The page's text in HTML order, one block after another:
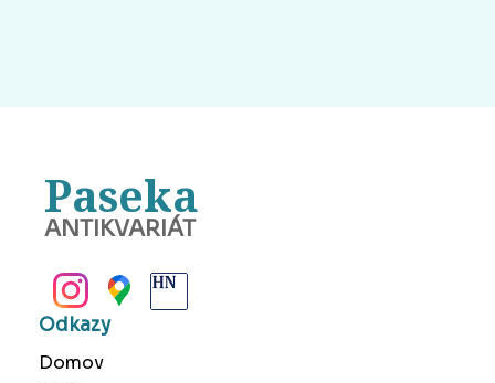
Paseka
ANTIKVARIÁT
Odkazy
Domov